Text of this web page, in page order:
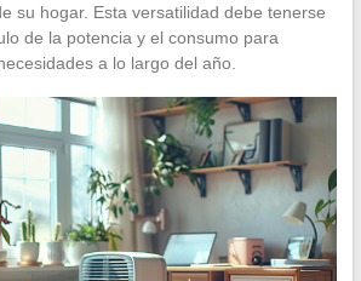
su hogar. Esta versatilidad debe tenerse
de la potencia y el consumo para
a lo largo del año.